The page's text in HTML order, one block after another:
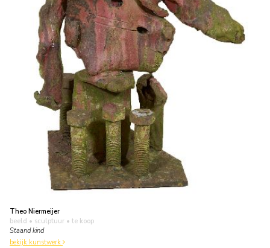
Theo Niermeijer
beeld • sculptuur • te koop
Staand kind
bekijk kunstwerk